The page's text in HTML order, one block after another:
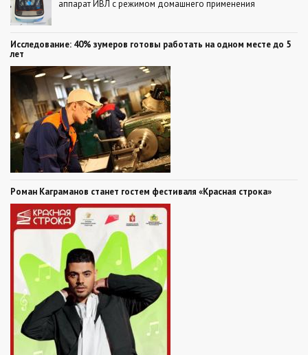
аппарат ИВЛ с режимом домашнего применения
Исследование: 40% зумеров готовы работать на одном месте до 5
лет
Роман Каграманов станет гостем фестиваля «Красная строка»